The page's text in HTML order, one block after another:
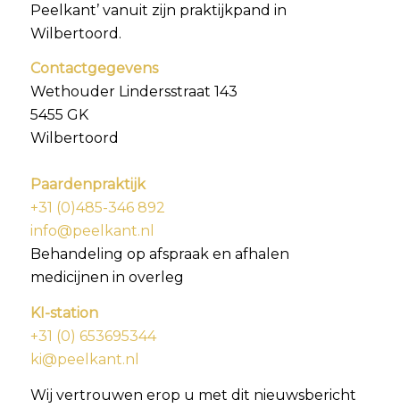
Peelkant’ vanuit zijn praktijkpand in
Wilbertoord.
Contactgegevens
Wethouder Lindersstraat 143
5455 GK
Wilbertoord
Paardenpraktijk
+31 (0)485-346 892
info@peelkant.nl
Behandeling op afspraak en afhalen
medicijnen in overleg
KI-station
+31 (0) 653695344
ki@peelkant.nl
Wij vertrouwen erop u met dit nieuwsbericht